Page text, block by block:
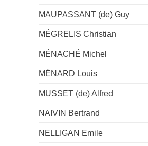
MAUPASSANT (de) Guy
MÉGRELIS Christian
MÉNACHÉ Michel
MÉNARD Louis
MUSSET (de) Alfred
NAIVIN Bertrand
NELLIGAN Emile